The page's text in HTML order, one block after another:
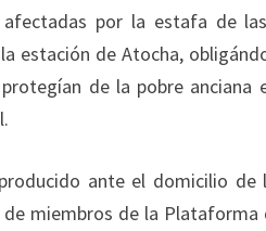
por la estafa de
estación de Atocha,
de la pobre
ante el domicilio de
miembros de la